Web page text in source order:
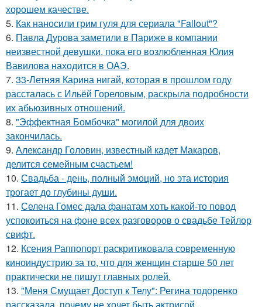
хорошем качестве.
5. Как наносили грим гуля для сериала "Fallout"?
6. Павла Дурова заметили в Париже в компании
неизвестной девушки, пока его возлюбленная Юлия
Вавилова находится в ОАЭ.
7. 33-Летняя Карина нигай, которая в прошлом году
рассталась с Ильёй Гореловым, раскрыла подробности
их абьюзивных отношений.
8. "Эффектная Бомбочка" могилой для двоих
закончилась.
9. Александр Головин, известный кадет Макаров,
делится семейным счастьем!
10. Свадьба - день, полный эмоций, но эта история
трогает до глубины души.
11. Селена Гомес дала фанатам хоть какой-то повод
успокоиться на фоне всех разговоров о свадьбе Тейлор
свифт.
12. Ксения Раппопорт раскритиковала современную
киноиндустрию за то, что для женщин старше 50 лет
практически не пишут главных ролей.
13. "Меня Смущает Доступ к Телу": Регина тодоренко